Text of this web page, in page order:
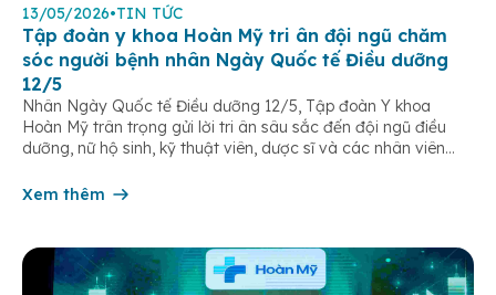
13/05/2026•TIN TỨC
Tập đoàn y khoa Hoàn Mỹ tri ân đội ngũ chăm
sóc người bệnh nhân Ngày Quốc tế Điều dưỡng
12/5
Nhân Ngày Quốc tế Điều dưỡng 12/5, Tập đoàn Y khoa
Hoàn Mỹ trân trọng gửi lời tri ân sâu sắc đến đội ngũ điều
dưỡng, nữ hộ sinh, kỹ thuật viên, dược sĩ và các nhân viên
âm thầm đồng hành trên […]
Xem thêm